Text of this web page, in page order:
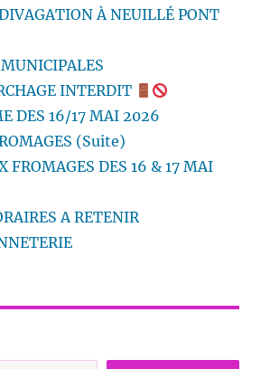
À NEUILLÉ PONT
INTERDIT
DES 16/17 MAI 2026
(Suite)
FROMAGES DES 16 & 17 MAI
A RETENIR